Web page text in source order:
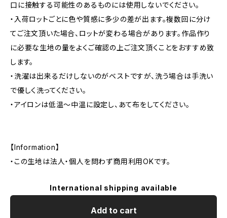
口に接触する可能性のあるものには使用しないでください。
・入荷ロットごとに色や質感に多少の差が出ます。複数回に分け
てご注文頂いた場合、ロットが変わる場合があります。作品作り
に必要な生地の量をよくご確認の上ご注文頂くことをおすすめ致
します。
・洗濯は出来るだけしないのがベストですが、洗う場合は手洗い
で優しく洗ってください。
・アイロンは低温〜中温に設定し、あて布をしてください。
【Information】
・この生地は法人・個人を問わず商用利用OKです。
International shipping available
Add to cart